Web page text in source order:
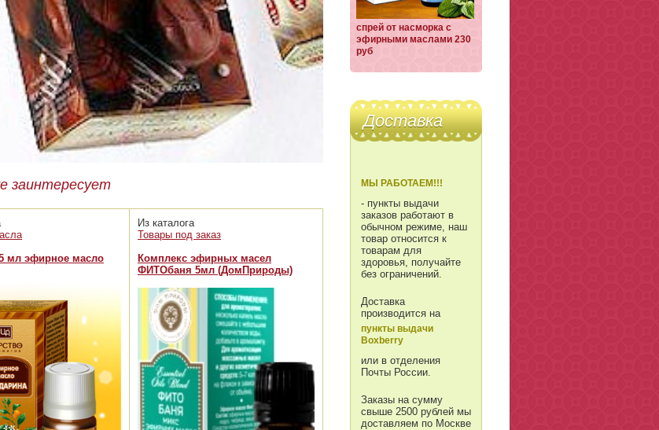
заинтересует
мл эфирное масло
Из каталога
Товары под заказ
Комплекс эфирных масел
ФИТОбаня 5мл (ДомПрироды)
спрей от насморка с
эфирными маслами 230
руб
Доставка
МЫ РАБОТАЕМ!!!
- пункты выдачи
заказов работают в
обычном режиме, наш
товар относится к
товарам для
здоровья, получайте
без ограничений.
Доставка
производится на
пункты выдачи
Boxberry
или в отделения
Почты России.
Заказы на сумму
свыше 2500 рублей мы
доставляем по Москве